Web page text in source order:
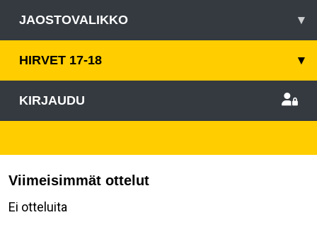
JAOSTOVALIKKO ▾
HIRVET 17-18 ▾
KIRJAUDU
Viimeisimmät ottelut
Ei otteluita